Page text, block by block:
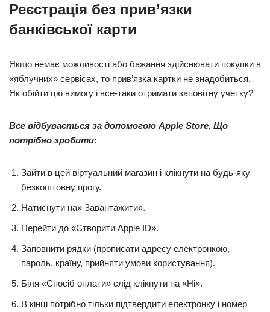
Реєстрація без прив’язки
банківської карти
Якщо немає можливості або бажання здійснювати покупки в
«яблучних» сервісах, то прив’язка картки не знадобиться.
Як обійти цю вимогу і все-таки отримати заповітну учетку?
Все відбувається за допомогою Apple Store. Що
потрібно зробити:
Зайти в цей віртуальний магазин і клікнути на будь-яку
безкоштовну прогу.
Натиснути на» Завантажити».
Перейти до «Створити Apple ID».
Заповнити рядки (прописати адресу електронкою,
пароль, країну, прийняти умови користування).
Біля «Спосіб оплати» слід клікнути на «Ні».
В кінці потрібно тільки підтвердити електронку і номер